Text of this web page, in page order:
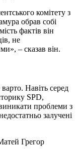
комітету з
обрав собі
фактів він
не
– сказав він.
Навіть серед
SPD,
проблеми з
залучені
Грегор